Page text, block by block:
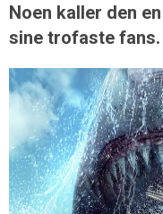
Noen kaller den
sine trofaste fans.